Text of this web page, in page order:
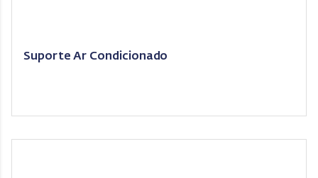
Suporte Ar Condicionado